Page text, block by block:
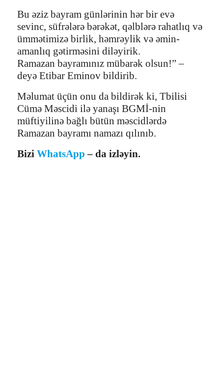
Bu əziz bayram günlərinin hər bir evə
sevinc, süfrələrə bərəkət, qəlblərə rahatlıq və
ümmətimizə birlik, həmrəylik və əmin-
amanlıq gətirməsini diləyirik.
Ramazan bayramınız mübarək olsun!” –
deyə Etibar Eminov bildirib.
Məlumat üçün onu da bildirək ki, Tbilisi
Cümə Məscidi ilə yanaşı BGMİ-nin
müftiyilinə bağlı bütün məscidlərdə
Ramazan bayramı namazı qılınıb.
Bizi WhatsApp – da izləyin.